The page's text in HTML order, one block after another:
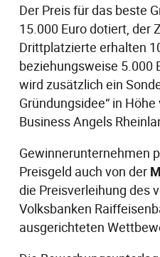
Der Preis für das beste
15.000 Euro dotiert, der
Drittplatzierte erhalten
beziehungsweise 5.000
wird zusätzlich ein
Gründungsidee“ in
Business Angels
Gewinnerunternehmen
Preisgeld auch von der
die Preisverleihung des
Volksbanken
ausgerichteten